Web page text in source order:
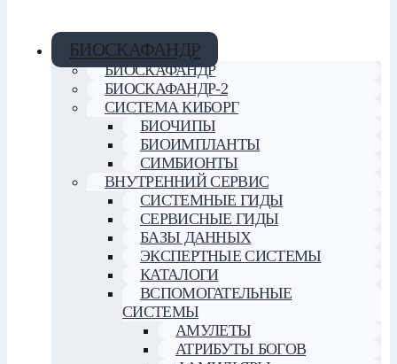
БИОСКАФАНДР
БИОСКАФАНДР
БИОСКАФАНДР-2
СИСТЕМА КИБОРГ
БИОЧИПЫ
БИОИМПЛАНТЫ
СИМБИОНТЫ
ВНУТРЕННИЙ СЕРВИС
СИСТЕМНЫЕ ГИДЫ
СЕРВИСНЫЕ ГИДЫ
БАЗЫ ДАННЫХ
ЭКСПЕРТНЫЕ СИСТЕМЫ
КАТАЛОГИ
ВСПОМОГАТЕЛЬНЫЕ
СИСТЕМЫ
АМУЛЕТЫ
АТРИБУТЫ БОГОВ